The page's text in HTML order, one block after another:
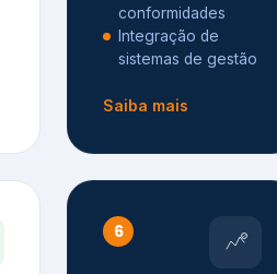
conformidades
Integração de
sistemas de gestão
Saiba mais
6